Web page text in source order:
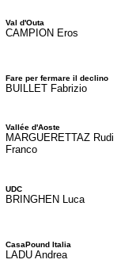
Val d'Outa
CAMPION Eros
Fare per fermare il declino
BUILLET Fabrizio
Vallée d'Aoste
MARGUERETTAZ Rudi
Franco
UDC
BRINGHEN Luca
CasaPound Italia
LADU Andrea